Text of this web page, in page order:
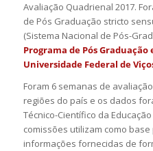
Avaliação Quadrienal 2017.
de Pós Graduação stricto
(Sistema Nacional de Pós-
Programa de Pós
Universidade Federal de
Foram 6 semanas de
regiões do país e os dados
Técnico-Científico da Educação
comissões utilizam como
informações fornecidas de